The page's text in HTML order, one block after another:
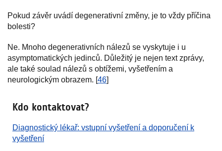
Pokud závěr uvádí degenerativní změny, je to vždy příčina
bolesti?
Ne. Mnoho degenerativních nálezů se vyskytuje i u
asymptomatických jedinců. Důležitý je nejen text zprávy,
ale také soulad nálezů s obtížemi, vyšetřením a
neurologickým obrazem. [46]
Kdo kontaktovat?
Diagnostický lékař: vstupní vyšetření a doporučení k
vyšetření